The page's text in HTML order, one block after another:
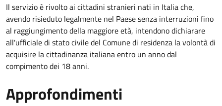
Il servizio è rivolto ai cittadini stranieri nati in Italia che,
avendo risieduto legalmente nel Paese senza interruzioni fino
al raggiungimento della maggiore età, intendono dichiarare
all'ufficiale di stato civile del Comune di residenza la volontà di
acquisire la cittadinanza italiana entro un anno dal
compimento dei 18 anni.
Approfondimenti